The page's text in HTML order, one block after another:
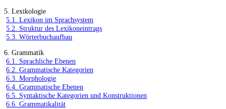
5. Lexikologie
5.1. Lexikon im Sprachsystem
5.2. Struktur des Lexikoneintrags
5.3. Wörterbuchaufbau
6. Grammatik
6.1. Sprachliche Ebenen
6.2. Grammatische Kategorien
6.3. Morphologie
6.4. Grammatische Ebenen
6.5. Syntaktische Kategorien und Konstruktionen
6.6. Grammatikalität